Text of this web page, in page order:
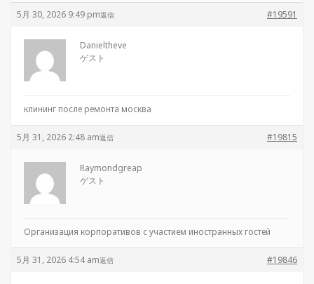
5月 30, 2026 9:49 pm #19591
返信
Danieltheve
ゲスト
клининг после ремонта москва
5月 31, 2026 2:48 am #19815
返信
Raymondgreap
ゲスト
Организация корпоративов с участием иностранных гостей
5月 31, 2026 4:54 am #19846
返信